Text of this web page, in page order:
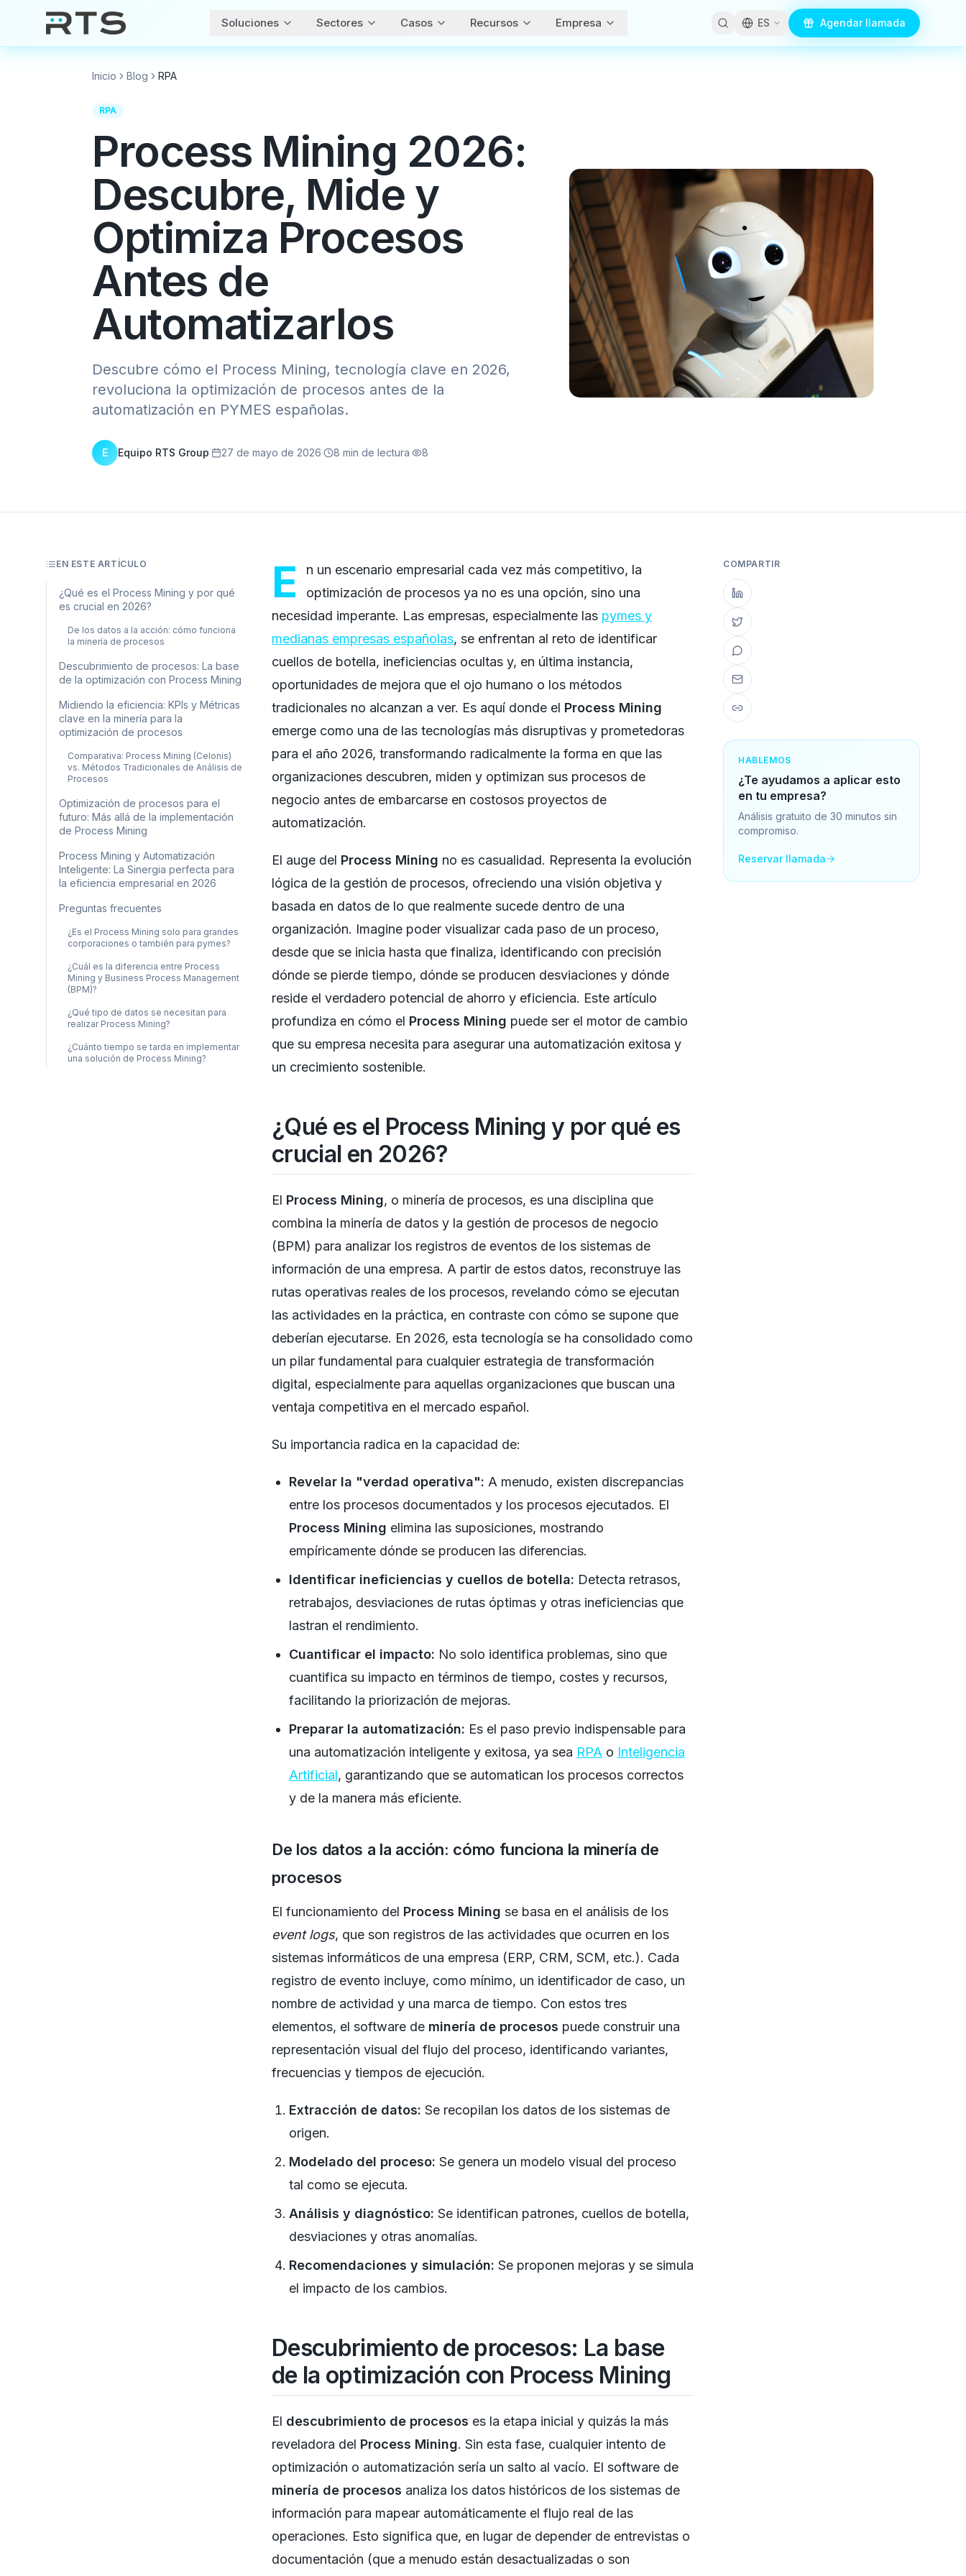
Soluciones Sectores Casos Recursos Empresa ES Agendar llamada
Inicio Blog RPA
RPA
Process Mining 2026:
Descubre, Mide y
Optimiza Procesos
Antes de
Automatizarlos
Descubre cómo el Process Mining, tecnología clave en 2026,
revoluciona la optimización de procesos antes de la
automatización en PYMES españolas.
E Equipo RTS Group· 27 de mayo de 2026· 8 min de lectura· 8
EN ESTE ARTÍCULO
¿Qué es el Process Mining y por qué
es crucial en 2026?
De los datos a la acción: cómo funciona
la minería de procesos
Descubrimiento de procesos: La base
de la optimización con Process Mining
Midiendo la eficiencia: KPIs y Métricas
clave en la minería para la
optimización de procesos
Comparativa: Process Mining (Celonis)
vs. Métodos Tradicionales de Análisis de
Procesos
Optimización de procesos para el
futuro: Más allá de la implementación
de Process Mining
Process Mining y Automatización
Inteligente: La Sinergia perfecta para
la eficiencia empresarial en 2026
Preguntas frecuentes
¿Es el Process Mining solo para grandes
corporaciones o también para pymes?
¿Cuál es la diferencia entre Process
Mining y Business Process Management
(BPM)?
¿Qué tipo de datos se necesitan para
realizar Process Mining?
¿Cuánto tiempo se tarda en implementar
una solución de Process Mining?
E
n un escenario empresarial cada vez más competitivo, la
optimización de procesos ya no es una opción, sino una
necesidad imperante. Las empresas, especialmente las pymes y
medianas empresas españolas, se enfrentan al reto de identificar
cuellos de botella, ineficiencias ocultas y, en última instancia,
oportunidades de mejora que el ojo humano o los métodos
tradicionales no alcanzan a ver. Es aquí donde el Process Mining
emerge como una de las tecnologías más disruptivas y prometedoras
para el año 2026, transformando radicalmente la forma en que las
organizaciones descubren, miden y optimizan sus procesos de
negocio antes de embarcarse en costosos proyectos de
automatización.
El auge del Process Mining no es casualidad. Representa la evolución
lógica de la gestión de procesos, ofreciendo una visión objetiva y
basada en datos de lo que realmente sucede dentro de una
organización. Imagine poder visualizar cada paso de un proceso,
desde que se inicia hasta que finaliza, identificando con precisión
dónde se pierde tiempo, dónde se producen desviaciones y dónde
reside el verdadero potencial de ahorro y eficiencia. Este artículo
profundiza en cómo el Process Mining puede ser el motor de cambio
que su empresa necesita para asegurar una automatización exitosa y
un crecimiento sostenible.
¿Qué es el Process Mining y por qué es
crucial en 2026?
El Process Mining, o minería de procesos, es una disciplina que
combina la minería de datos y la gestión de procesos de negocio
(BPM) para analizar los registros de eventos de los sistemas de
información de una empresa. A partir de estos datos, reconstruye las
rutas operativas reales de los procesos, revelando cómo se ejecutan
las actividades en la práctica, en contraste con cómo se supone que
deberían ejecutarse. En 2026, esta tecnología se ha consolidado como
un pilar fundamental para cualquier estrategia de transformación
digital, especialmente para aquellas organizaciones que buscan una
ventaja competitiva en el mercado español.
Su importancia radica en la capacidad de:
Revelar la "verdad operativa": A menudo, existen discrepancias
entre los procesos documentados y los procesos ejecutados. El
Process Mining elimina las suposiciones, mostrando
empíricamente dónde se producen las diferencias.
Identificar ineficiencias y cuellos de botella: Detecta retrasos,
retrabajos, desviaciones de rutas óptimas y otras ineficiencias que
lastran el rendimiento.
Cuantificar el impacto: No solo identifica problemas, sino que
cuantifica su impacto en términos de tiempo, costes y recursos,
facilitando la priorización de mejoras.
Preparar la automatización: Es el paso previo indispensable para
una automatización inteligente y exitosa, ya sea RPA o Inteligencia
Artificial, garantizando que se automatican los procesos correctos
y de la manera más eficiente.
De los datos a la acción: cómo funciona la minería de
procesos
El funcionamiento del Process Mining se basa en el análisis de los
event logs, que son registros de las actividades que ocurren en los
sistemas informáticos de una empresa (ERP, CRM, SCM, etc.). Cada
registro de evento incluye, como mínimo, un identificador de caso, un
nombre de actividad y una marca de tiempo. Con estos tres
elementos, el software de minería de procesos puede construir una
representación visual del flujo del proceso, identificando variantes,
frecuencias y tiempos de ejecución.
Extracción de datos: Se recopilan los datos de los sistemas de
origen.
Modelado del proceso: Se genera un modelo visual del proceso
tal como se ejecuta.
Análisis y diagnóstico: Se identifican patrones, cuellos de botella,
desviaciones y otras anomalías.
Recomendaciones y simulación: Se proponen mejoras y se simula
el impacto de los cambios.
Descubrimiento de procesos: La base
de la optimización con Process Mining
El descubrimiento de procesos es la etapa inicial y quizás la más
reveladora del Process Mining. Sin esta fase, cualquier intento de
optimización o automatización sería un salto al vacío. El software de
minería de procesos analiza los datos históricos de los sistemas de
información para mapear automáticamente el flujo real de las
operaciones. Esto significa que, en lugar de depender de entrevistas o
documentación (que a menudo están desactualizadas o son
COMPARTIR
HABLEMOS
¿Te ayudamos a aplicar esto
en tu empresa?
Análisis gratuito de 30 minutos sin
compromiso.
Reservar llamada